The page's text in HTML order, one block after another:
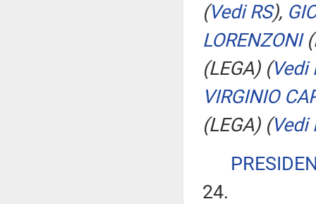
(Vedi RS),
LORENZONI
(LEGA) (Vedi
VIRGINIO
(LEGA) (Vedi
24.